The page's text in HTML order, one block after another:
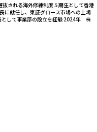
される海外修練制度５期生として香港